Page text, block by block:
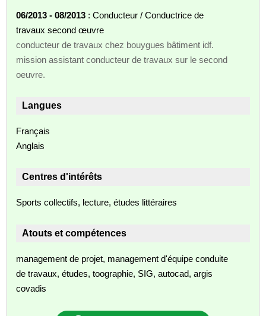
06/2013 - 08/2013 : Conducteur / Conductrice de
travaux second œuvre
conducteur de travaux chez bouygues bâtiment idf.
mission assistant conducteur de travaux sur le second
oeuvre.
Langues
Français
Anglais
Centres d'intérêts
Sports collectifs, lecture, études littéraires
Atouts et compétences
management de projet, management d'équipe conduite
de travaux, études, toographie, SIG, autocad, argis
covadis